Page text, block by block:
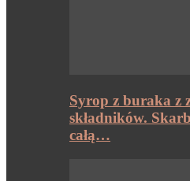
Syrop z buraka z
składników.
całą…